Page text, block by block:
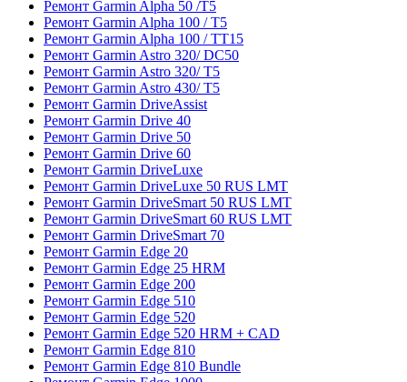
Ремонт Garmin Alpha 50 /T5
Ремонт Garmin Alpha 100 / T5
Ремонт Garmin Alpha 100 / TT15
Ремонт Garmin Astro 320/ DC50
Ремонт Garmin Astro 320/ T5
Ремонт Garmin Astro 430/ T5
Ремонт Garmin DriveAssist
Ремонт Garmin Drive 40
Ремонт Garmin Drive 50
Ремонт Garmin Drive 60
Ремонт Garmin DriveLuxe
Ремонт Garmin DriveLuxe 50 RUS LMT
Ремонт Garmin DriveSmart 50 RUS LMT
Ремонт Garmin DriveSmart 60 RUS LMT
Ремонт Garmin DriveSmart 70
Ремонт Garmin Edge 20
Ремонт Garmin Edge 25 HRM
Ремонт Garmin Edge 200
Ремонт Garmin Edge 510
Ремонт Garmin Edge 520
Ремонт Garmin Edge 520 HRM + CAD
Ремонт Garmin Edge 810
Ремонт Garmin Edge 810 Bundle